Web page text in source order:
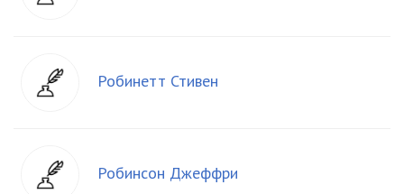
Робинетт Стивен
Робинсон Джеффри